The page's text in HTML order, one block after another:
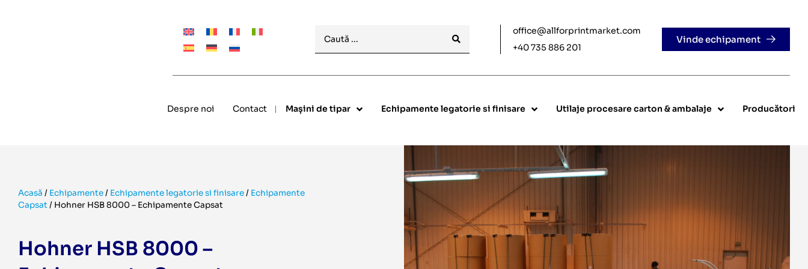
office@allforprintmarket.com
+40 735 886 201
Vinde echipament
Despre noi Contact Mașini de tipar Echipamente legatorie si finisare Utilaje procesare carton & ambalaje Producători
Acasă / Echipamente/ Echipamente legatorie si finisare/ Echipamente
Capsat/ Hohner HSB 8000 – Echipamente Capsat
Hohner HSB 8000 –